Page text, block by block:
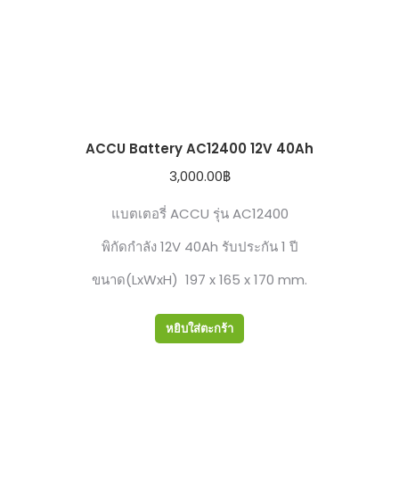
ACCU Battery AC12400 12V 40Ah
3,000.00฿
แบตเตอรี่ ACCU รุ่น AC12400
พิกัดกำลัง 12V 40Ah รับประกัน 1 ปี
ขนาด(LxWxH) 197 x 165 x 170 mm.
หยิบใส่ตะกร้า